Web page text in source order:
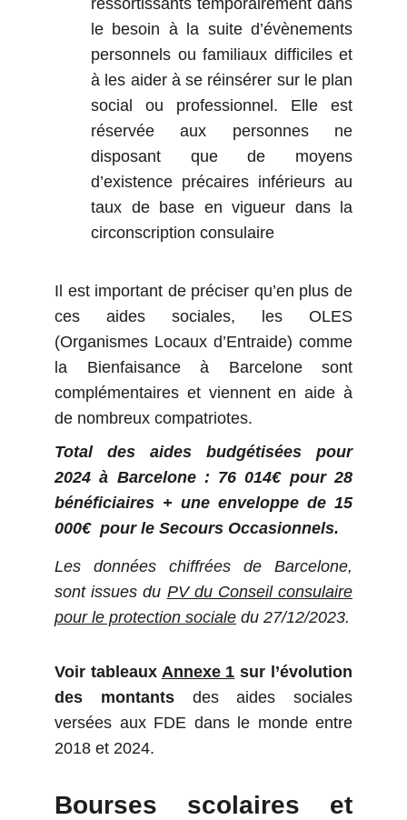
ressortissants temporairement dans
le besoin à la suite d’évènements
personnels ou familiaux difficiles et
à les aider à se réinsérer sur le plan
social ou professionnel. Elle est
réservée aux personnes ne
disposant que de moyens
d’existence précaires inférieurs au
taux de base en vigueur dans la
circonscription consulaire
Il est important de préciser qu’en plus de
ces aides sociales, les OLES
(Organismes Locaux d’Entraide) comme
la Bienfaisance à Barcelone sont
complémentaires et viennent en aide à
de nombreux compatriotes.
Total des aides budgétisées pour
2024 à Barcelone : 76 014€ pour 28
bénéficiaires + une enveloppe de 15
000€ pour le Secours Occasionnels.
Les données chiffrées de Barcelone,
sont issues du PV du Conseil consulaire
pour le protection sociale du 27/12/2023.
Voir tableaux Annexe 1 sur l’évolution
des montants des aides sociales
versées aux FDE dans le monde entre
2018 et 2024.
Bourses scolaires et